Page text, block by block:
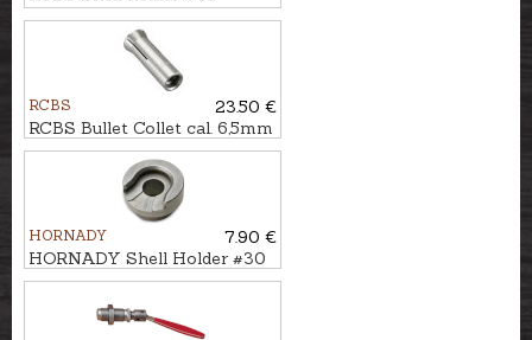
RCBS
23.50 €
RCBS Bullet Collet cal. 6,5mm
HORNADY
7.90 €
HORNADY Shell Holder #30